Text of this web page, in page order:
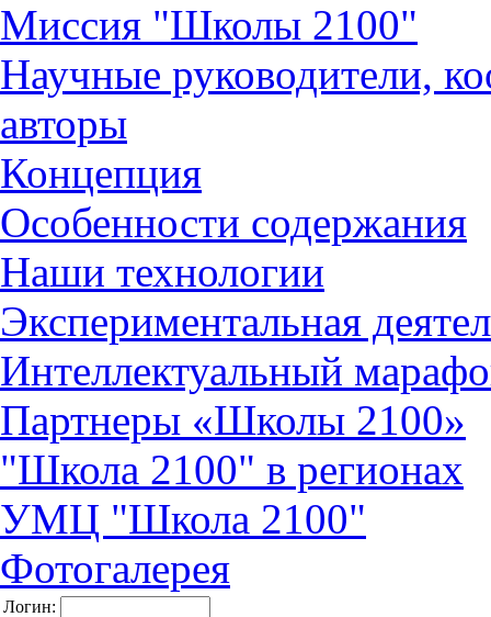
Миссия "Школы 2100"
Научные руководители,
авторы
Концепция
Особенности содержания
Наши технологии
Экспериментальная
Интеллектуальный
Партнеры «Школы 2100»
"Школа 2100" в регионах
УМЦ "Школа 2100"
Фотогалерея
Логин: